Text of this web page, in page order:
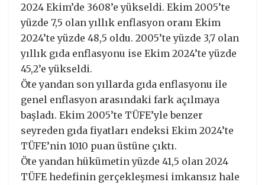
2024 Ekim’de 3608’e yükseldi. Ekim 2005’te
yüzde 7,5 olan yıllık enflasyon oranı Ekim
2024’te yüzde 48,5 oldu. 2005’te yüzde 3,7 olan
yıllık gıda enflasyonu ise Ekim 2024’te yüzde
45,2’e yükseldi.
Öte yandan son yıllarda gıda enflasyonu ile
genel enflasyon arasındaki fark açılmaya
başladı. Ekim 2005’te TÜFE’yle benzer
seyreden gıda fiyatları endeksi Ekim 2024’te
TÜFE’nin 1010 puan üstüne çıktı.
Öte yandan hükümetin yüzde 41,5 olan 2024
TÜFE hedefinin gerçekleşmesi imkansız hale